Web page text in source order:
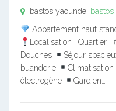
bastos yaounde,
Appartement haut
Localisation | Quartier :
Douches
Séjour
buanderie
Climatisation
électrogène
Gardien…